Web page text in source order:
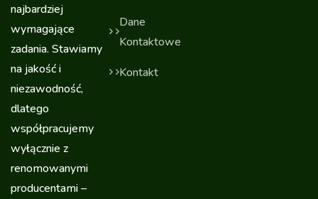
najbardziej
wymagające
zadania. Stawiamy
na jakość i
niezawodność,
dlatego
współpracujemy
wyłącznie z
renomowanymi
producentami –
Dane
Kontaktowe
Kontakt